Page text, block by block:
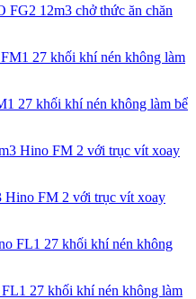
FG2 12m3 chở thức ăn chăn
27 khối khí nén không làm bể
Hino FM 2 với trục vít xoay
27 khối khí nén không làm